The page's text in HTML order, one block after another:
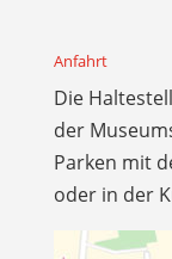
Anfahrt
Die
der
Parken mit
oder in der